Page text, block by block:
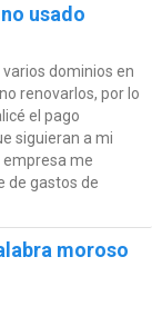
usado
dominios en
renovarlos, por lo
el pago
siguieran a mi
empresa me
de gastos de
moroso